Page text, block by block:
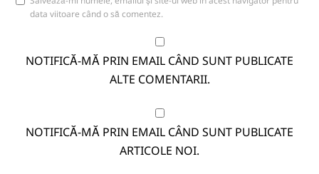
data viitoare când o să comentez.
NOTIFICĂ-MĂ PRIN EMAIL CÂND SUNT PUBLICATE
ALTE COMENTARII.
NOTIFICĂ-MĂ PRIN EMAIL CÂND SUNT PUBLICATE
ARTICOLE NOI.